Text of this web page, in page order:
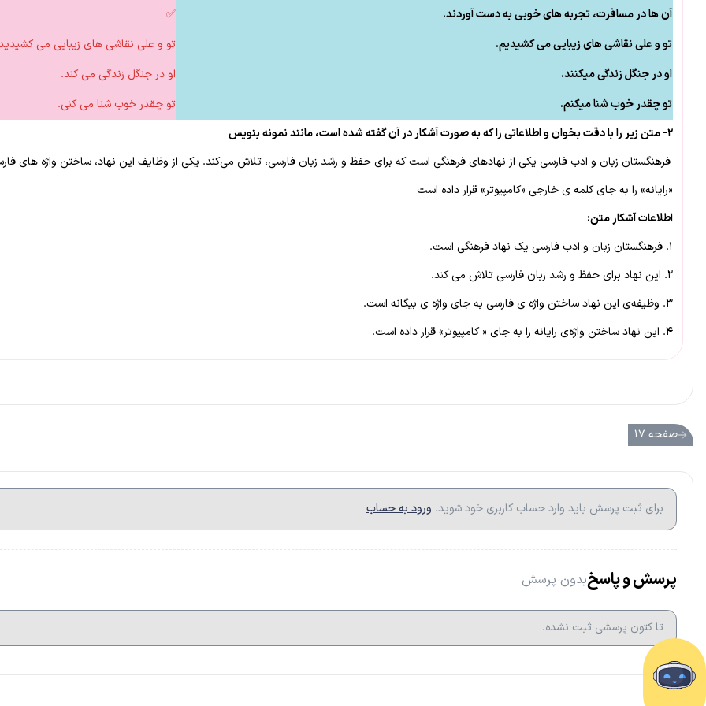
آن ها در مسافرت، تجربه های خوبی به دست آوردند.
✅
تو و علی نقاشی های زیبایی می کشیدیم.
تو و علی نقاشی های زیبایی می
او در جنگل زندگی میکنند.
او در جنگل زندگی می کند.
تو چقدر خوب شنا میکنم.
تو چقدر خوب شنا می کنی.
۲- متن زیر را با دقت بخوان و اطلاعاتی را که به صورت آشکار در آن گفته شده است، مانند نمونه بنویس
فرهنگستان زبان و ادب فارسی یکی از نهادهای فرهنگی است که برای حفظ و رشد زبان فارسی، تلاش می‌کند. یکی از وظایف این نهاد، ساختن واژه های
«رایانه» را به جای کلمه ی خارجی «کامپیوتر» قرار داده است
اطلاعات آشکار متن:
۱. فرهنگستان زبان و ادب فارسی یک نهاد فرهنگی است.
۲. این نهاد برای حفظ و رشد زبان فارسی تلاش می کند.
۳. وظیفه‌ی این نهاد ساختن واژه ی فارسی به جای واژه ی بیگانه است.
۴. این نهاد ساختن واژه‌ی رایانه را به جای « کامپیوتر» قرار داده است.
صفحه ۱۷
برای ثبت پرسش باید وارد حساب کاربری خود شوید. ورود به حساب
پرسش و پاسخبدون پرسش
تا کتون پرسشی ثبت نشده.